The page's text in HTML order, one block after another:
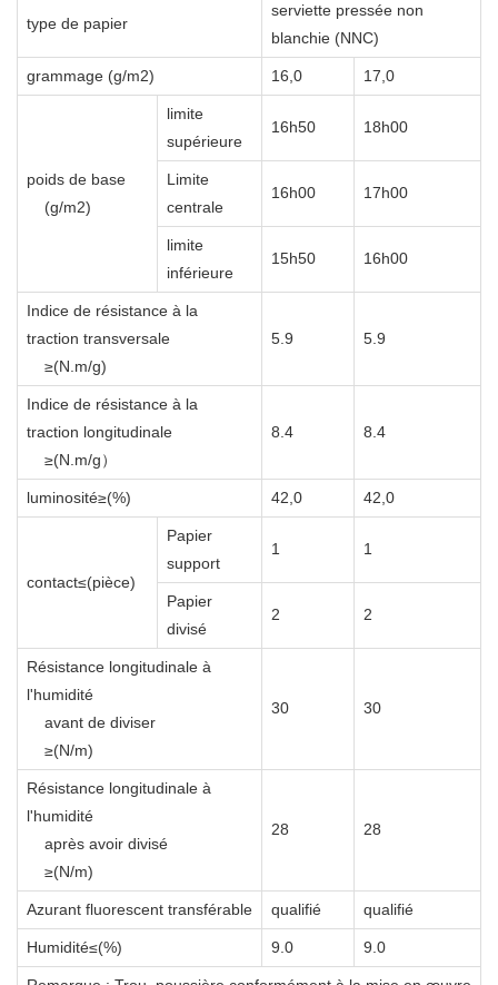
type de papier
serviette pressée non
blanchie (NNC)
grammage (g/m2) 16,0 17,0
poids de base
(g/m2)
limite
supérieure
16h50 18h00
Limite
centrale
16h00 17h00
limite
inférieure
15h50 16h00
Indice de résistance à la
traction transversale
≥(N.m/g)
5.9 5.9
Indice de résistance à la
traction longitudinale
≥(N.m/g）
8.4 8.4
luminosité≥(%) 42,0 42,0
contact≤(pièce)
Papier
support
1 1
Papier
divisé
2 2
Résistance longitudinale à
l'humidité
avant de diviser
≥(N/m)
30 30
Résistance longitudinale à
l'humidité
après avoir divisé
≥(N/m)
28 28
Azurant fluorescent transférable qualifié qualifié
Humidité≤(%) 9.0 9.0